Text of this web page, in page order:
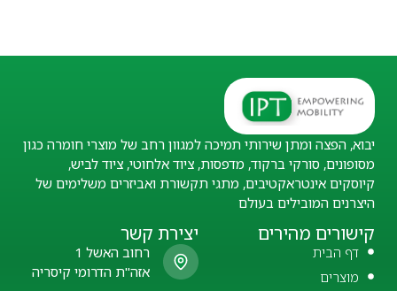
יבוא, הפצה ומתן שירותי תמיכה למגוון רחב של מוצרי חומרה כגון
מסופונים, סורקי ברקוד, מדפסות, ציוד אלחוטי, ציוד לביש,
קיוסקים אינטראקטיבים, מתגי תקשורת ואביזרים משלימים של
היצרנים המובילים בעולם
קישורים מהירים
דף הבית
מוצרים
יצירת קשר
רחוב האשל 1
אזה"ת הדרומי קיסריה